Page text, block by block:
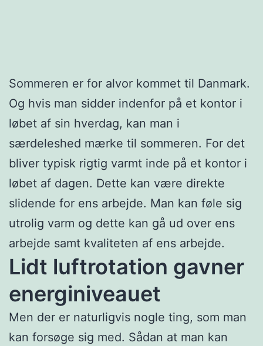
Sommeren er for alvor kommet til Danmark.
Og hvis man sidder indenfor på et kontor i
løbet af sin hverdag, kan man i
særdeleshed mærke til sommeren. For det
bliver typisk rigtig varmt inde på et kontor i
løbet af dagen. Dette kan være direkte
slidende for ens arbejde. Man kan føle sig
utrolig varm og dette kan gå ud over ens
arbejde samt kvaliteten af ens arbejde.
Lidt luftrotation gavner
energiniveauet
Men der er naturligvis nogle ting, som man
kan forsøge sig med. Sådan at man kan